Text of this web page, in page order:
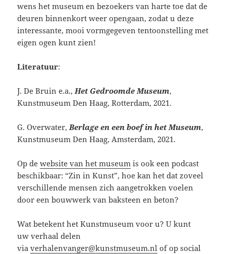
wens het museum en bezoekers van harte toe dat de
deuren binnenkort weer opengaan, zodat u deze
interessante, mooi vormgegeven tentoonstelling met
eigen ogen kunt zien!
Literatuur:
J. De Bruin e.a.,Het Gedroomde Museum,
Kunstmuseum Den Haag, Rotterdam, 2021.
G. Overwater,Berlage en een boef in het Museum,
Kunstmuseum Den Haag, Amsterdam, 2021.
Op dewebsite van het museum is ook een podcast
beschikbaar: “Zin in Kunst”, hoe kan het dat zoveel
verschillende mensen zich aangetrokken voelen
door een bouwwerk van baksteen en beton?
Wat betekent het Kunstmuseum voor u? U kunt
uw verhaal delen
viaverhalenvanger@kunstmuseum.nl of op social